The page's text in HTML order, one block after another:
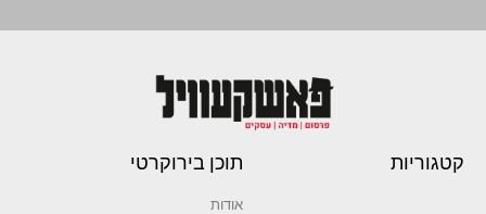
קטגוריות תוכן בירוקרטי
אודות